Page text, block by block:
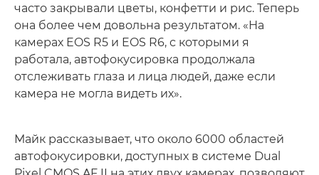
часто закрывали цветы, конфетти и рис. Теперь
она более чем довольна результатом. «На
камерах EOS R5 и EOS R6, с которыми я
работала, автофокусировка продолжала
отслеживать глаза и лица людей, даже если
камера не могла видеть их».
Майк рассказывает, что около 6000 областей
автофокусировки, доступных в системе Dual